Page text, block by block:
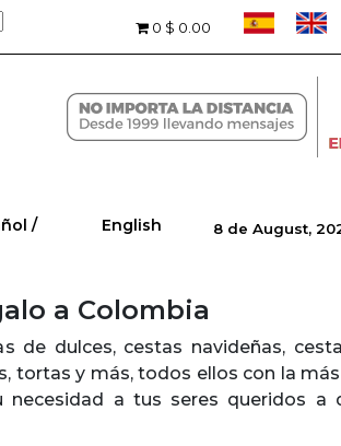
0 $ 0.00
/ English 8 de August,
a Colombia
de dulces, cestas navideñas,
tortas y más, todos ellos con la
a tus seres queridos a